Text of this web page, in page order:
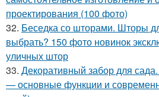
проектирования (100 фото)
32. Беседка со шторами. Шторы
выбрать? 150 фото новинок
уличных штор
33. Декоративный забор для
— основные функции и